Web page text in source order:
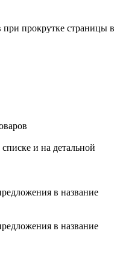
при прокрутке страницы в
и на детальной
в название
в название